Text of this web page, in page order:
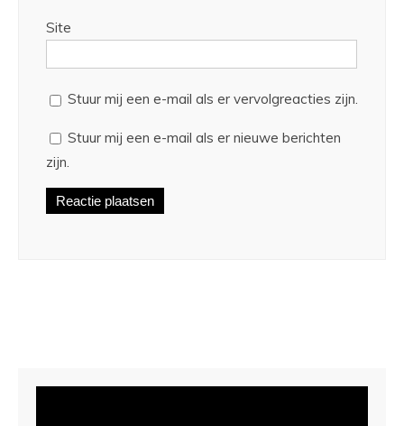
Site
Stuur mij een e-mail als er vervolgreacties zijn.
Stuur mij een e-mail als er nieuwe berichten
zijn.